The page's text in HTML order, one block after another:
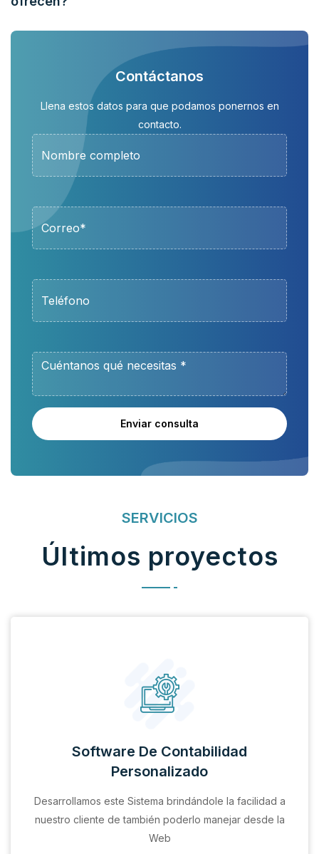
Contáctanos
Llena estos datos para que podamos ponernos en
contacto.
Enviar consulta
SERVICIOS
Últimos proyectos
Software De Contabilidad
Personalizado
Desarrollamos este Sistema brindándole la facilidad a
nuestro cliente de también poderlo manejar desde la
Web